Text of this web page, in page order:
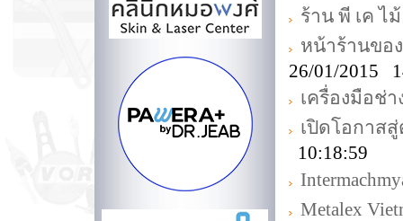
ร้าน พี เค ไ
หน้าร้านขอ
26/01/2015
เครื่องมือช่า
เปิดโอกาส
10:18:59
Metalex